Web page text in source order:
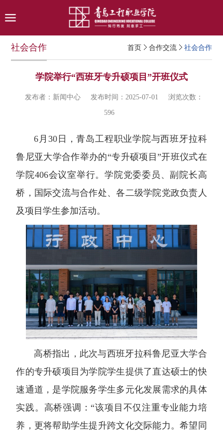
首页 合作交流 社会合作
社会合作
学院举行“西班牙专升硕项目”开班仪式
发布者：新闻中心 发布时间：2025-07-01 浏览次数：
596
6月30日，青岛工程职业学院与西班牙拉科
鲁尼亚大学合作举办的“专升硕项目”开班仪式在
学院406会议室举行。学院党委委员、副院长高
桥，国际交流与合作处、各二级学院党政负责人
及项目学生参加活动。
高桥指出，此次与西班牙拉科鲁尼亚大学合
作的专升硕项目为学院学生提供了直达硕士的快
速通道，是学院服务学生多元化发展需求的具体
实践。高桥强调：“该项目不仅注重专业能力培
养，更将帮助学生提升跨文化交际能力。希望同